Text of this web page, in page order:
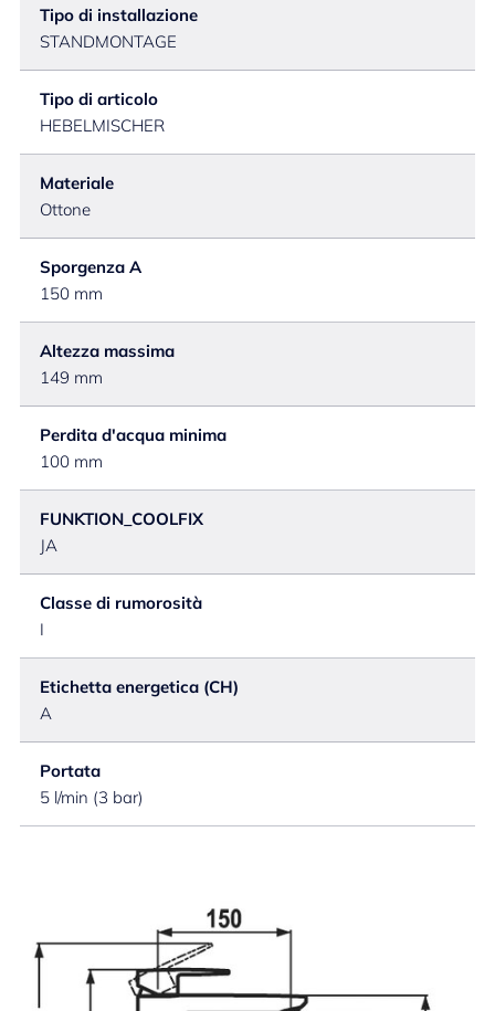
Tipo di installazione
STANDMONTAGE
Tipo di articolo
HEBELMISCHER
Materiale
Ottone
Sporgenza A
150 mm
Altezza massima
149 mm
Perdita d'acqua minima
100 mm
FUNKTION_COOLFIX
JA
Classe di rumorosità
I
Etichetta energetica (CH)
A
Portata
5 l/min (3 bar)